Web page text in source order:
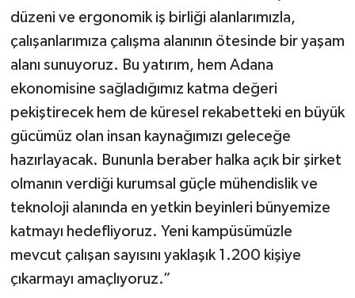
düzeni ve ergonomik iş birliği alanlarımızla,
çalışanlarımıza çalışma alanının ötesinde bir yaşam
alanı sunuyoruz. Bu yatırım, hem Adana
ekonomisine sağladığımız katma değeri
pekiştirecek hem de küresel rekabetteki en büyük
gücümüz olan insan kaynağımızı geleceğe
hazırlayacak. Bununla beraber halka açık bir şirket
olmanın verdiği kurumsal güçle mühendislik ve
teknoloji alanında en yetkin beyinleri bünyemize
katmayı hedefliyoruz. Yeni kampüsümüzle
mevcut çalışan sayısını yaklaşık 1.200 kişiye
çıkarmayı amaçlıyoruz.”